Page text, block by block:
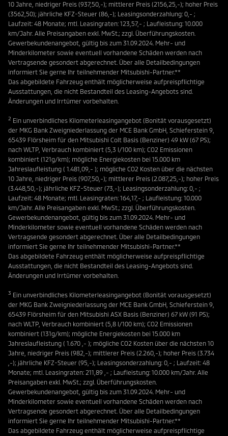
10 Jahre, niedriger Preis (937,50,-); mittlerer Preis (2156,25,-); hoher Preis
(3562,50); jährliche KFZ-Steuer (86,-); Leasingsonderzahlung: 0,- ;
Laufzeit: 48 Monate; mtl. Leasingraten: 123,57,- ; Laufleistung: 10.000
km/Jahr. Alle Preisangaben exkl. MwSt.; zzgl. Überführungskosten.
Gewerbekundenangebot, gültig bis zum 31.09.2024. Mehr- und
Minderkilometer sowie eventuell vorhandene Schäden werden nach
Vertragsende gesondert abgerechnet. Über alle Detailbedingungen
informiert Sie gerne Ihr teilnehmender Mitsubishi-Partner.**
Das abgebildete Fahrzeug enthält möglicherweise aufpreispflichtige
Ausstattungen, die nicht Bestandteil des Leasing-Angebots sind.
Änderungen und Irrtümer vorbehalten.
2 Ein unverbindliches Kilometerleasingangebot (Bonität vorausgesetzt)
der MKG Bank Zweigniederlassung der MCE Bank GmbH, Schieferstein 9,
65439 Flörsheim für den Mitsubishi Colt Basis (Benziner) 49 kW (67 PS);
nach WLTP, Verbrauch kombiniert (5,3 l/100 km); CO2 Emissionen
kombiniert (121g/km); mögliche Energiekosten bei 15.000 km
Jahreslaufleistung ( 1.481,09,- ); mögliche CO2 Kosten über die nächsten
10 Jahre, niedriger Preis (907,50,-); mittlerer Preis (2.087,25,-); hoher Preis
(3.448,50,-); jährliche KFZ-Steuer (73,-); Leasingsonderzahlung: 0,- ;
Laufzeit: 48 Monate; mtl. Leasingraten: 164,17,- ; Laufleistung: 10.000
km/Jahr. Alle Preisangaben exkl. MwSt.; zzgl. Überführungskosten.
Gewerbekundenangebot, gültig bis zum 31.09.2024. Mehr- und
Minderkilometer sowie eventuell vorhandene Schäden werden nach
Vertragsende gesondert abgerechnet. Über alle Detailbedingungen
informiert Sie gerne Ihr teilnehmender Mitsubishi-Partner.**
Das abgebildete Fahrzeug enthält möglicherweise aufpreispflichtige
Ausstattungen, die nicht Bestandteil des Leasing-Angebots sind.
Änderungen und Irrtümer vorbehalten.
3 Ein unverbindliches Kilometerleasingangebot (Bonität vorausgesetzt)
der MKG Bank Zweigniederlassung der MCE Bank GmbH, Schieferstein 9,
65439 Flörsheim für den Mitsubishi ASX Basis (Benziner) 67 kW (91 PS);
nach WLTP, Verbrauch kombiniert (5,8 l/100 km); CO2 Emissionen
kombiniert (131g/km); mögliche Energiekosten bei 15.000 km
Jahreslaufleistung ( 1.670 ,- ); mögliche CO2 Kosten über die nächsten 10
Jahre, niedriger Preis (982,-); mittlerer Preis (2.260,-); hoher Preis (3.734
,-); jährliche KFZ-Steuer (95,-); Leasingsonderzahlung: 0,- ; Laufzeit: 48
Monate; mtl. Leasingraten: 211,89 ,- ; Laufleistung: 10.000 km/Jahr. Alle
Preisangaben exkl. MwSt.; zzgl. Überführungskosten.
Gewerbekundenangebot, gültig bis zum 31.09.2024. Mehr- und
Minderkilometer sowie eventuell vorhandene Schäden werden nach
Vertragsende gesondert abgerechnet. Über alle Detailbedingungen
informiert Sie gerne Ihr teilnehmender Mitsubishi-Partner.**
Das abgebildete Fahrzeug enthält möglicherweise aufpreispflichtige